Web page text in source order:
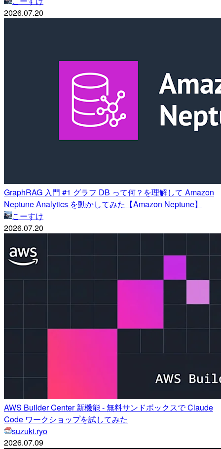
2026.07.20
GraphRAG 入門 #1 グラフ DB って何？を理解して Amazon
Neptune Analytics を動かしてみた【Amazon Neptune】
こーすけ
2026.07.20
AWS Builder Center 新機能 - 無料サンドボックスで Claude
Code ワークショップを試してみた
suzuki.ryo
2026.07.09